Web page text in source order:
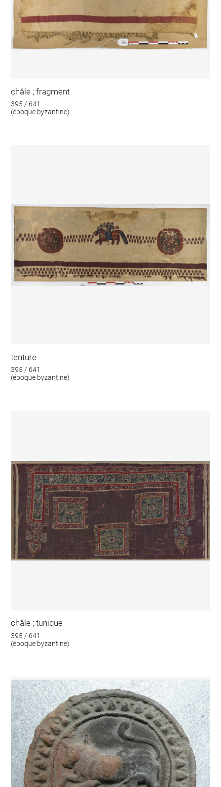
châle ; fragment
395 / 641
(époque byzantine)
tenture
395 / 641
(époque byzantine)
châle ; tunique
395 / 641
(époque byzantine)